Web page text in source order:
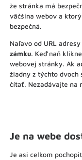
že stránka má
väčšina webov a
bezpečná.
Naľavo od URL
zámku. Keď naň
webovej stránky. Ak
žiadny z týchto dvoch
čítať. Nezadávajte na
Je na webe
Je asi celkom